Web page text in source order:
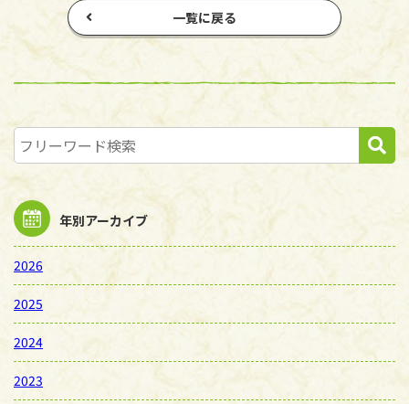
一覧に戻る
年別アーカイブ
2026
2025
2024
2023